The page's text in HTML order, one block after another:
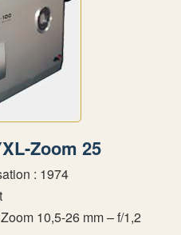
Zoom 25
: 1974
10,5-26 mm – f/1,2